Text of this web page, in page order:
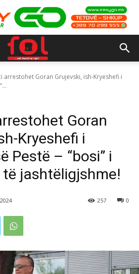
arrestohet Goran Grujevski, ish-Kryeshefi i
Goran
Kryeshefi i
Pestë – “bosi” i
jashtëligjshme!
0
257